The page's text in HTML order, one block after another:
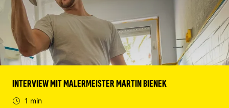
INTERVIEW MIT MALERMEISTER MARTIN BIENEK
1 min